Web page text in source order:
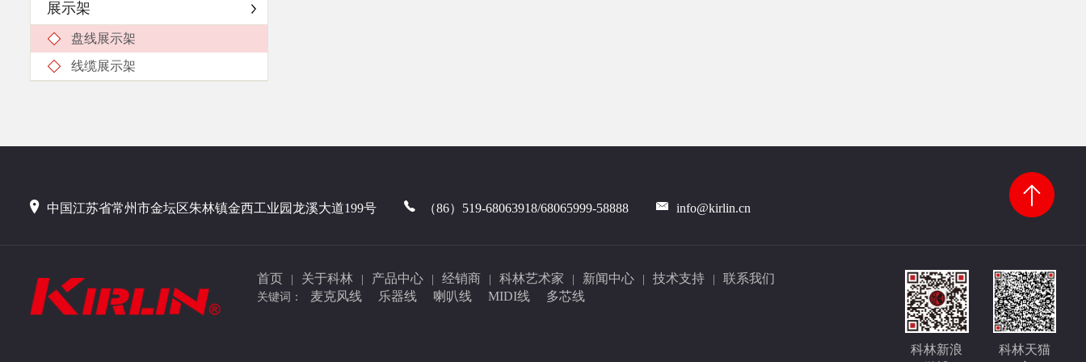
展示架
盘线展示架
线缆展示架
中国江苏省常州市金坛区朱林镇金西工业园龙溪大道199号 （86）519-68063918/68065999-58888 info@kirlin.cn
首页 关于科林 产品中心 经销商 科林艺术家 新闻中心 技术支持 联系我们
关键词： 麦克风线 乐器线 喇叭线 MIDI线 多芯线
科林新浪
科林天猫